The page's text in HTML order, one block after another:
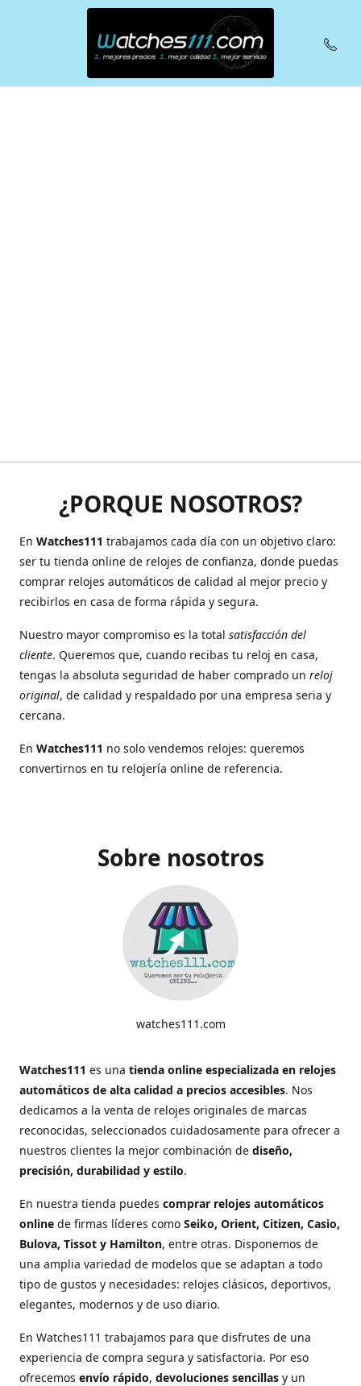
¿PORQUE NOSOTROS?
En Watches111 trabajamos cada día con un objetivo claro:
ser tu tienda online de relojes de confianza, donde puedas
comprar relojes automáticos de calidad al mejor precio y
recibirlos en casa de forma rápida y segura.
Nuestro mayor compromiso es la total satisfacción del
cliente. Queremos que, cuando recibas tu reloj en casa,
tengas la absoluta seguridad de haber comprado un reloj
original, de calidad y respaldado por una empresa seria y
cercana.
En Watches111 no solo vendemos relojes: queremos
convertirnos en tu relojería online de referencia.
Sobre nosotros
watches111.com
Watches111 es una tienda online especializada en relojes
automáticos de alta calidad a precios accesibles. Nos
dedicamos a la venta de relojes originales de marcas
reconocidas, seleccionados cuidadosamente para ofrecer a
nuestros clientes la mejor combinación de diseño,
precisión, durabilidad y estilo.
En nuestra tienda puedes comprar relojes automáticos
online de firmas líderes como Seiko, Orient, Citizen, Casio,
Bulova, Tissot y Hamilton, entre otras. Disponemos de
una amplia variedad de modelos que se adaptan a todo
tipo de gustos y necesidades: relojes clásicos, deportivos,
elegantes, modernos y de uso diario.
En Watches111 trabajamos para que disfrutes de una
experiencia de compra segura y satisfactoria. Por eso
ofrecemos envío rápido, devoluciones sencillas y un